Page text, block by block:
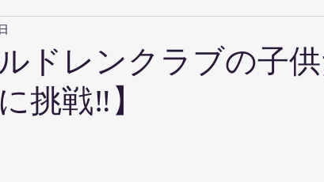
ルドレンクラブの子
挑戦‼️】